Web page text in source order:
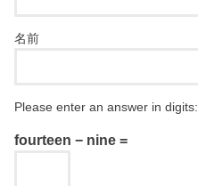
名前
Please enter an answer in digits:
fourteen − nine =